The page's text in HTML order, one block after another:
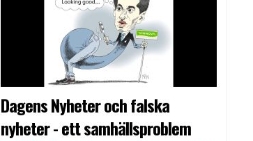
Dagens Nyheter och falska
nyheter - ett samhällsproblem